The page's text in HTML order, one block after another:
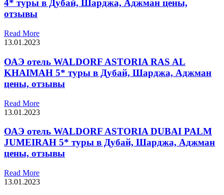
4* туры в Дубай, Шарджа, Аджман цены,
отзывы
Read More
13.01.2023
ОАЭ отель WALDORF ASTORIA RAS AL
KHAIMAH 5* туры в Дубай, Шарджа, Аджман
цены, отзывы
Read More
13.01.2023
ОАЭ отель WALDORF ASTORIA DUBAI PALM
JUMEIRAH 5* туры в Дубай, Шарджа, Аджман
цены, отзывы
Read More
13.01.2023